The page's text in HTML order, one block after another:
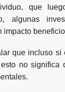
que
algunas
impacto
que incluso
no significa